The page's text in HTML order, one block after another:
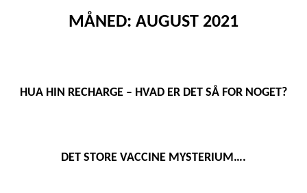
MÅNED: AUGUST 2021
HUA HIN RECHARGE – HVAD ER DET SÅ FOR NOGET?
DET STORE VACCINE MYSTERIUM….